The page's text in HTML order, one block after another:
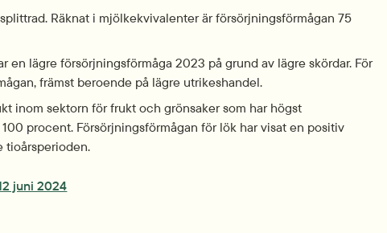
Räknat i mjölkekvivalenter är försörjningsförmågan 75
en lägre försörjningsförmåga 2023 på grund av lägre skördar. För
främst beroende på lägre utrikeshandel.
inom sektorn för frukt och grönsaker som har högst
procent. Försörjningsförmågan för lök har visat en positiv
tioårsperioden.
juni 2024pdf, 574.1 kB.